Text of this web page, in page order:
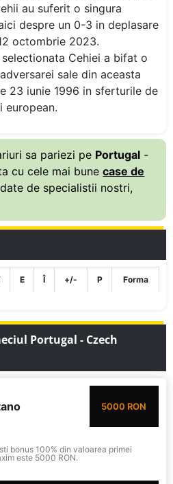
au suferit o singura
despre un 0-3 in deplasare
octombrie 2023.
Cehiei a bifat o
sale din aceasta
23 iunie 1996 in sferturile de
european.
sa pariezi pe Portugal -
cu cele mai bunecase de
de specialistii nostri,
E Î +/- P Forma
Portugal - Czech
5000 RON
bonus 100% din valoarea primei
este 5000 RON.